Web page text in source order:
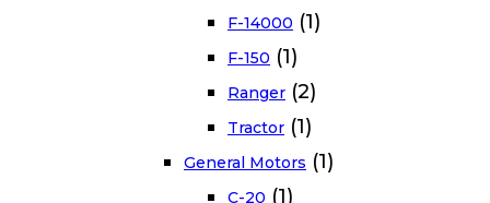
F-14000 (1)
F-150 (1)
Ranger (2)
Tractor (1)
General Motors (1)
C-20 (1)